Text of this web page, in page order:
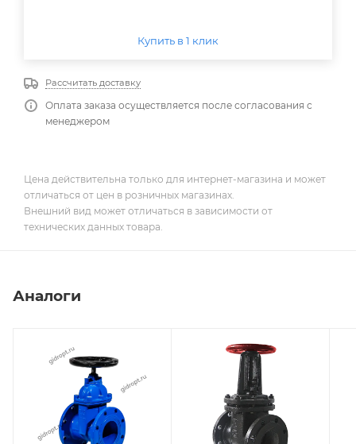
Купить в 1 клик
Рассчитать доставку
Оплата заказа осуществляется после согласования с
менеджером
Цена действительна только для интернет-магазина и может
отличаться от цен в розничных магазинах.
Внешний вид может отличаться в зависимости от
технических данных товара.
Аналоги